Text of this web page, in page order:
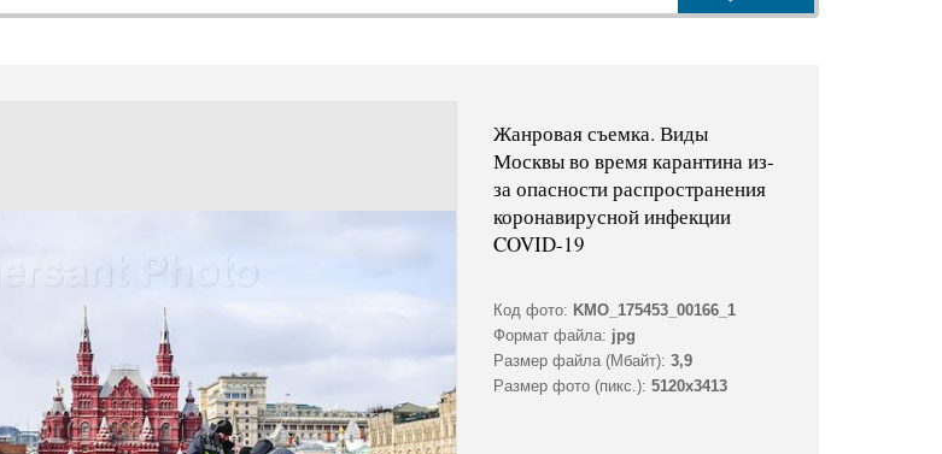
Жанровая съемка. Виды
Москвы во время карантина из-
за опасности распространения
коронавирусной инфекции
COVID-19
Код фото: KMO_175453_00166_1
Формат файла: jpg
Размер файла (Мбайт): 3,9
Размер фото (пикс.): 5120x3413